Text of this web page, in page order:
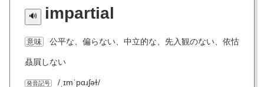
impartial
意味 公平な、偏らない、中立的な、先入観のない、依怙
贔屓しない
発音記号 /ˌɪmˈpɑɹʃəɫ/